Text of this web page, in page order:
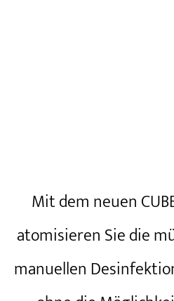
Mit dem neuen
atomisieren Sie die
manuellen